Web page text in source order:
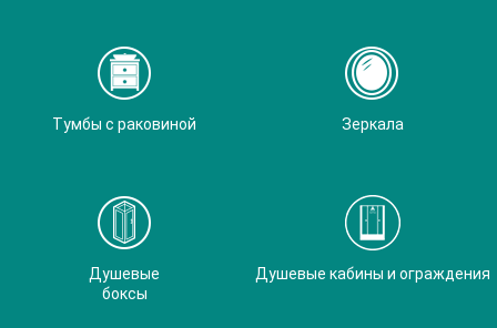
Тумбы с раковиной Зеркала
Душевые
боксы
Душевые кабины и ограждения